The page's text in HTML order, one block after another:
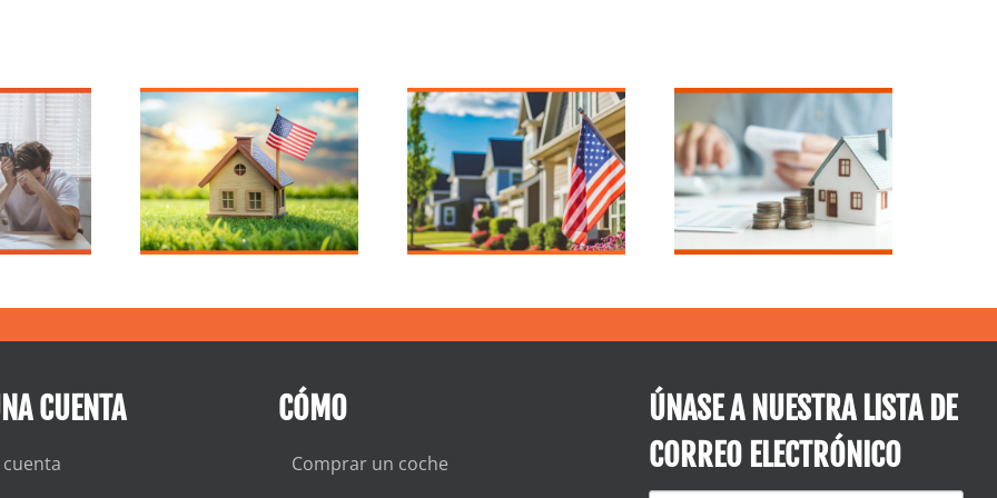
electoral
un buen
para
o
una
que un año
electoral es el
momento
perfecto para
refinanciar su
Por qué debería
considerar la
refinanciación
ahora
hipotecario de
confianza de
Illinois y
Wisconsin para
las mujeres que
vivienda
CUENTA CÓMO
Comprar un coche
ÚNASE A NUESTRA LISTA DE
CORREO ELECTRÓNICO